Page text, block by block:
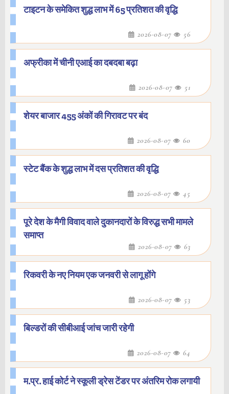
टाइटन के समेकित शुद्ध लाभ में 65 प्रतिशत की वृद्धि
2026-08-07 56
अफ्रीका में चीनी एआई का दबदबा बढ़ा
2026-08-07 51
शेयर बाजार 455 अंकों की गिरावट पर बंद
2026-08-07 60
स्टेट बैंक के शुद्ध लाभ में दस प्रतिशत की वृद्धि
2026-08-07 45
पूरे देश के मैगी विवाद वाले दुकानदारों के विरुद्ध सभी मामले
समाप्त
2026-08-07 63
रिकवरी के नए नियम एक जनवरी से लागू होंगे
2026-08-07 53
बिल्डरों की सीबीआई जांच जारी रहेगी
2026-08-07 64
म.प्र. हाई कोर्ट ने स्कूली ड्रेस टेंडर पर अंतरिम रोक लगायी